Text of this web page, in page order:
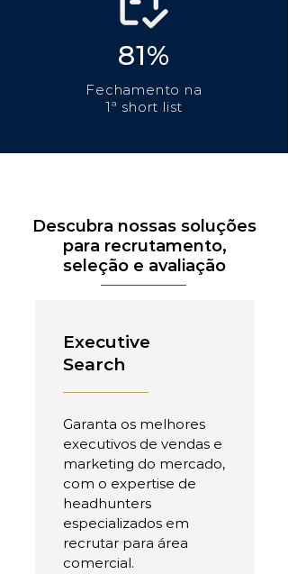
81%
Fechamento na
1ª short list
Descubra nossas soluções
para recrutamento,
seleção e avaliação
Executive
Search
Garanta os melhores
executivos de vendas e
marketing do mercado,
com o expertise de
headhunters
especializados em
recrutar para área
comercial.